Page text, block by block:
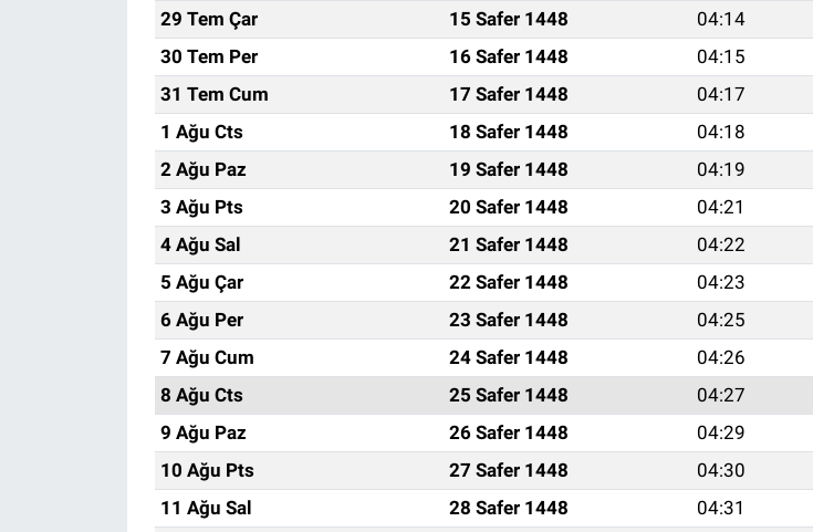
29 Tem Çar
15 Safer 1448 04:14
30 Tem Per
16 Safer 1448 04:15
31 Tem Cum
17 Safer 1448 04:17
1 Ağu Cts
18 Safer 1448 04:18
2 Ağu Paz
19 Safer 1448 04:19
3 Ağu Pts
20 Safer 1448 04:21
4 Ağu Sal
21 Safer 1448 04:22
5 Ağu Çar
22 Safer 1448 04:23
6 Ağu Per
23 Safer 1448 04:25
7 Ağu Cum
24 Safer 1448 04:26
8 Ağu Cts
25 Safer 1448 04:27
9 Ağu Paz
26 Safer 1448 04:29
10 Ağu Pts
27 Safer 1448 04:30
11 Ağu Sal
28 Safer 1448 04:31